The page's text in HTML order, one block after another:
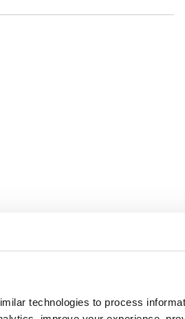
technologies to process